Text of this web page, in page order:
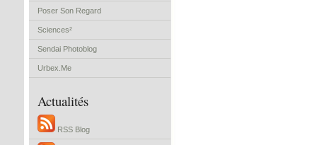
Poser Son Regard
Sciences²
Sendai Photoblog
Urbex.Me
Actualités
RSS Blog